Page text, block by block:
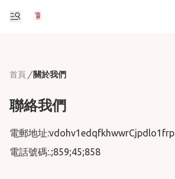
首頁 / 關於我們
聯絡我們
電郵地址:vdohv1edqfkhwwrCjpdlo1frp
電話號碼:.;859;45;858